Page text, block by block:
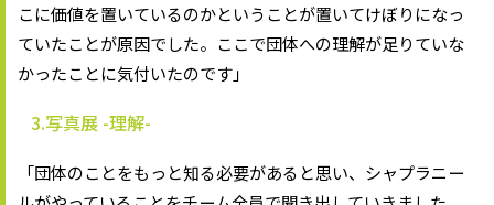
こに価値を置いているのかということが置いてけぼりになっ
ていたことが原因でした。ここで団体への理解が足りていな
かったことに気付いたのです」
3.写真展 -理解-
「団体のことをもっと知る必要があると思い、シャプラニー